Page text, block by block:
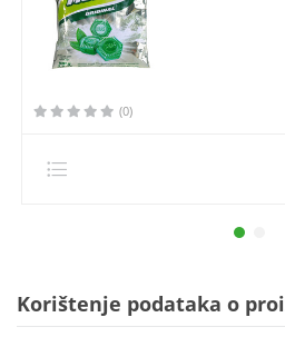
(0)
Korištenje podataka o